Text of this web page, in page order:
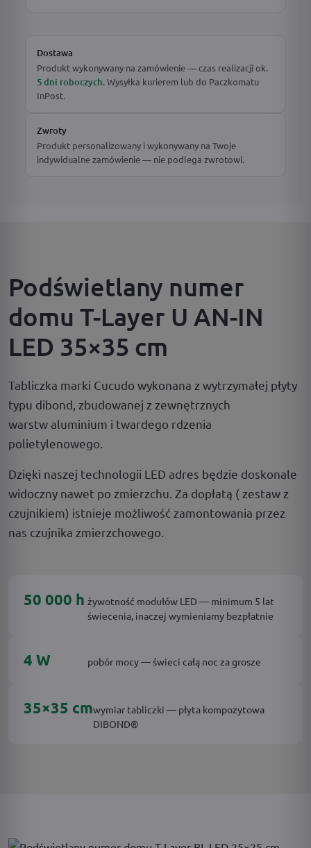
Dostawa
Produkt wykonywany na zamówienie — czas realizacji ok.
5 dni roboczych. Wysyłka kurierem lub do Paczkomatu
InPost.
Zwroty
Produkt personalizowany i wykonywany na Twoje
indywidualne zamówienie — nie podlega zwrotowi.
Podświetlany numer
domu T-Layer U AN-IN
LED 35×35 cm
Tabliczka marki Cucudo wykonana z wytrzymałej płyty
typu dibond, zbudowanej z zewnętrznych
warstw aluminium i twardego rdzenia
polietylenowego.
Dzięki naszej technologii LED adres będzie doskonale
widoczny nawet po zmierzchu. Za dopłatą ( zestaw z
czujnikiem) istnieje możliwość zamontowania przez
nas czujnika zmierzchowego.
50 000 h żywotność modułów LED — minimum 5 lat
świecenia, inaczej wymieniamy bezpłatnie
4 W pobór mocy — świeci całą noc za grosze
35×35 cmwymiar tabliczki — płyta kompozytowa
DIBOND®